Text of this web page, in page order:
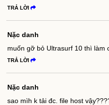
TRẢ LỜI
Nặc danh
muốn gỡ bỏ Ultrasurf 10 thì làm
TRẢ LỜI
Nặc danh
sao mìh k tải đc. file host